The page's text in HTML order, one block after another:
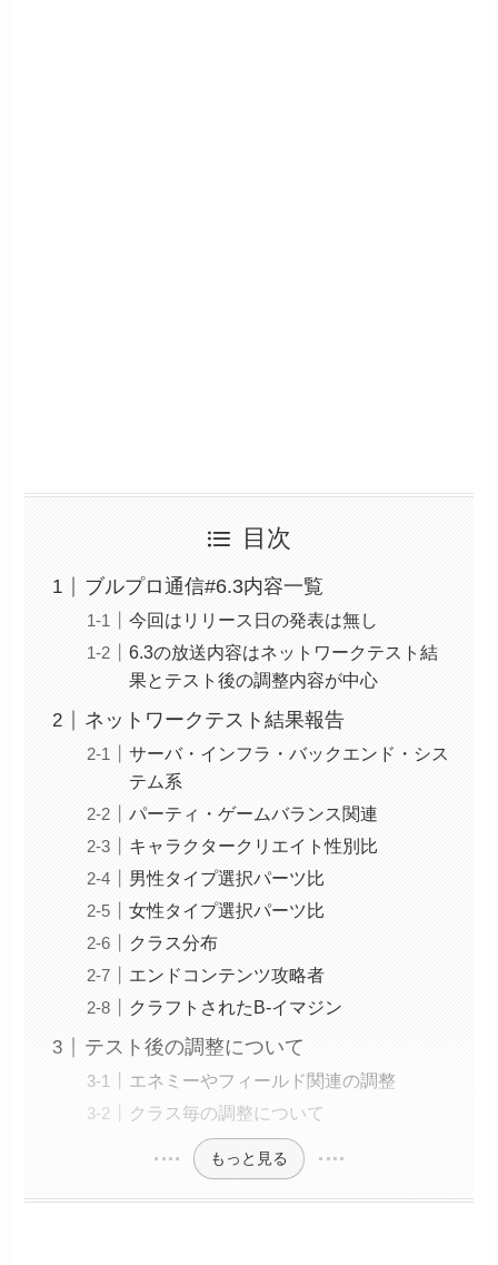
目次
ブルプロ通信#6.3内容一覧
今回はリリース日の発表は無し
6.3の放送内容はネットワークテスト結
果とテスト後の調整内容が中心
ネットワークテスト結果報告
サーバ・インフラ・バックエンド・シス
テム系
パーティ・ゲームバランス関連
キャラクタークリエイト性別比
男性タイプ選択パーツ比
女性タイプ選択パーツ比
クラス分布
エンドコンテンツ攻略者
クラフトされたB-イマジン
テスト後の調整について
エネミーやフィールド関連の調整
クラス毎の調整について
もっと見る